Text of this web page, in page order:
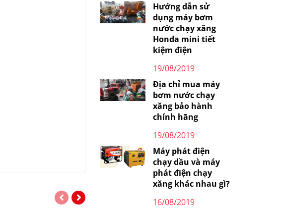
Hướng dẫn sử
dụng máy bơm
nước chạy xăng
Honda mini tiết
kiệm điện
19/08/2019
Địa chỉ mua máy
bơm nước chạy
xăng bảo hành
chính hãng
19/08/2019
Máy phát điện
chạy dầu và máy
phát điện chạy
xăng khác nhau gì?
16/08/2019